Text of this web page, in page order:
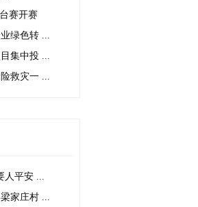
赛开赛
绿色转 ...
集中投 ...
救灾一 ...
人平安 ...
家庄村 ...